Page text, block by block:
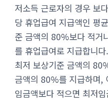
저소득 근로자의 경우 보
당 휴업급여 지급액인 평
준 금액의 80%보다 적거
를 휴업급여로 지급합니
최저 보상기준 금액의
금액의 80%를 지급하며,
임금액보다 적으면 최저